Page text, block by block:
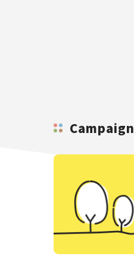
Campaign